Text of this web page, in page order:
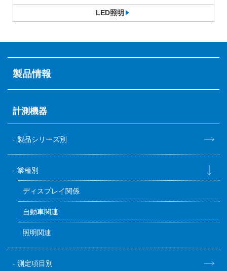
LED照明
製品情報
計測機器
製品シリーズ別
業種別
ディスプレイ関係
自動車関連
照明関連
測定項目別